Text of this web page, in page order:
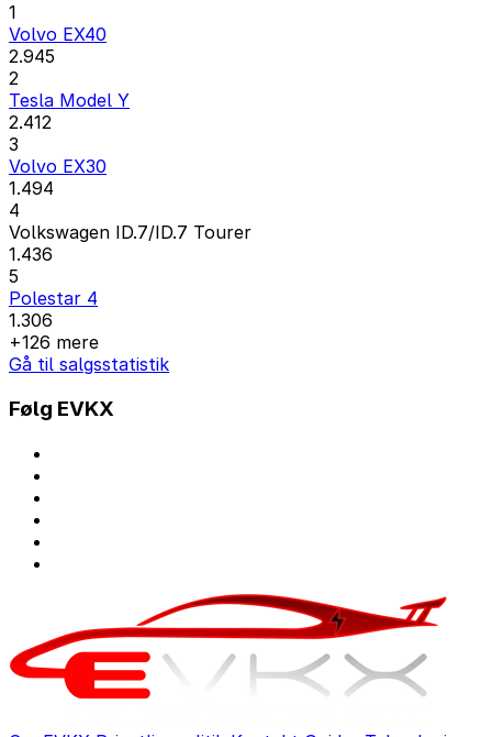
1
Volvo EX40
2.945
2
Tesla Model Y
2.412
3
Volvo EX30
1.494
4
Volkswagen ID.7/ID.7 Tourer
1.436
5
Polestar 4
1.306
+126 mere
Gå til salgsstatistik
Følg EVKX